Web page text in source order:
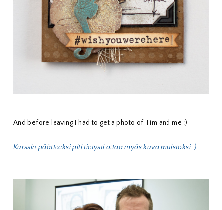
And before leaving I had to get a photo of Tim and me :)
Kurssin päätteeksi piti tietysti ottaa myös kuva muistoksi :)